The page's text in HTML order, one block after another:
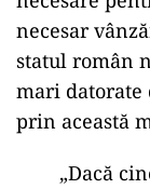
necesar
statul român
mari datorate
prin această
„Dacă